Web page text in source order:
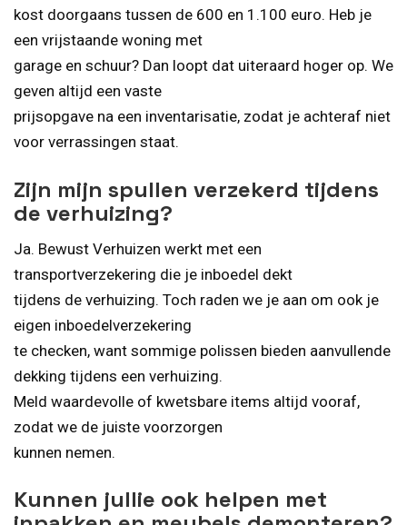
kost doorgaans tussen de 600 en 1.100 euro. Heb je
een vrijstaande woning met
garage en schuur? Dan loopt dat uiteraard hoger op. We
geven altijd een vaste
prijsopgave na een inventarisatie, zodat je achteraf niet
voor verrassingen staat.
Zijn mijn spullen verzekerd tijdens
de verhuizing?
Ja. Bewust Verhuizen werkt met een
transportverzekering die je inboedel dekt
tijdens de verhuizing. Toch raden we je aan om ook je
eigen inboedelverzekering
te checken, want sommige polissen bieden aanvullende
dekking tijdens een verhuizing.
Meld waardevolle of kwetsbare items altijd vooraf,
zodat we de juiste voorzorgen
kunnen nemen.
Kunnen jullie ook helpen met